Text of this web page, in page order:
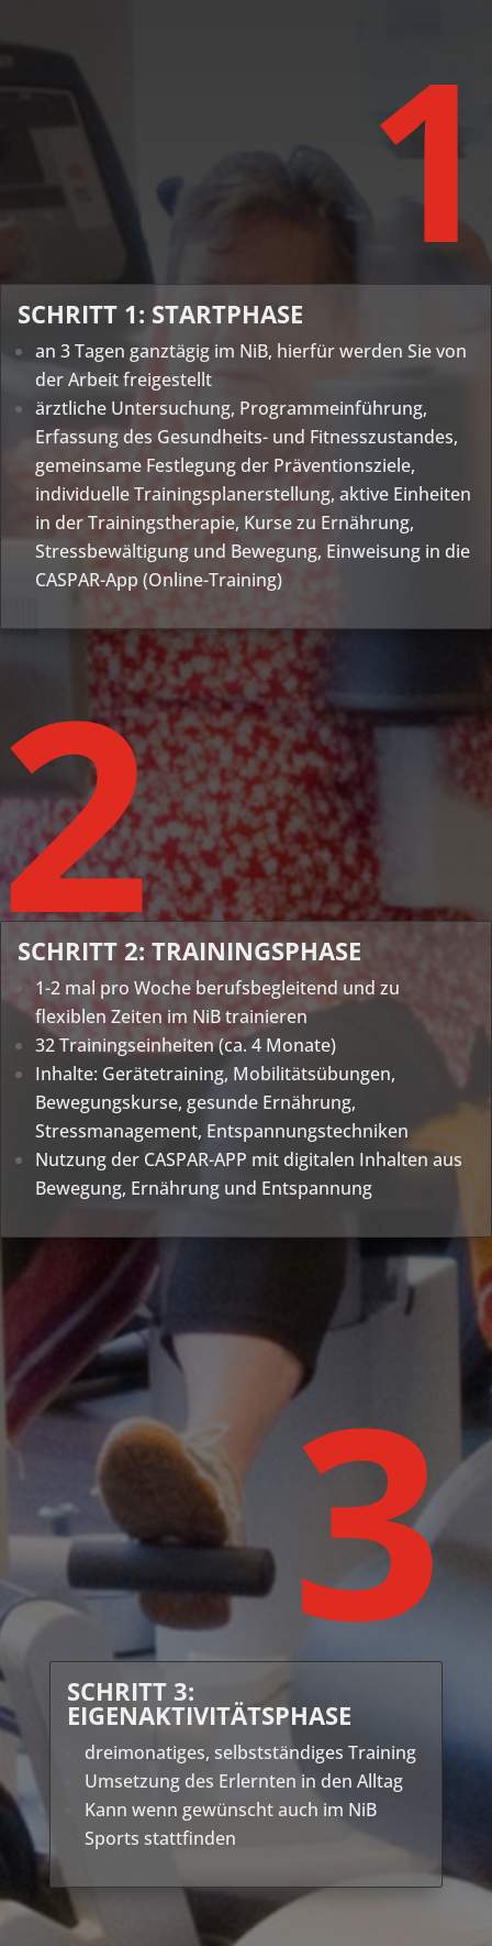
1
SCHRITT 1: STARTPHASE
an 3 Tagen ganztägig im NiB, hierfür werden Sie von
der Arbeit freigestellt
ärztliche Untersuchung, Programmeinführung,
Erfassung des Gesundheits- und Fitnesszustandes,
gemeinsame Festlegung der Präventionsziele,
individuelle Trainingsplanerstellung, aktive Einheiten
in der Trainingstherapie, Kurse zu Ernährung,
Stressbewältigung und Bewegung, Einweisung in die
CASPAR-App (Online-Training)
SCHRITT 2: TRAININGSPHASE
1-2 mal pro Woche berufsbegleitend und zu
flexiblen Zeiten im NiB trainieren
32 Trainingseinheiten (ca. 4 Monate)
Inhalte: Gerätetraining, Mobilitätsübungen,
Bewegungskurse, gesunde Ernährung,
Stressmanagement, Entspannungstechniken
Nutzung der CASPAR-APP mit digitalen Inhalten aus
Bewegung, Ernährung und Entspannung
2
3
SCHRITT 3:
EIGENAKTIVITÄTSPHASE
dreimonatiges, selbstständiges Training
Umsetzung des Erlernten in den Alltag
Kann wenn gewünscht auch im NiB
Sports stattfinden